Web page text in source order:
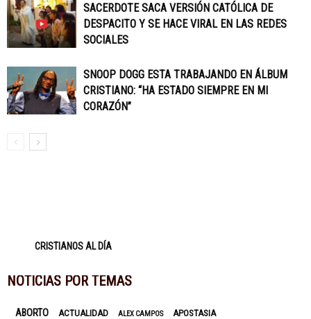
SACERDOTE SACA VERSIÓN CATÓLICA DE
DESPACITO Y SE HACE VIRAL EN LAS REDES
SOCIALES
SNOOP DOGG ESTA TRABAJANDO EN ÁLBUM
CRISTIANO: “HA ESTADO SIEMPRE EN MI
CORAZÓN”
CRISTIANOS AL DÍA
NOTICIAS POR TEMAS
ABORTO ACTUALIDAD ALEX CAMPOS APOSTASIA